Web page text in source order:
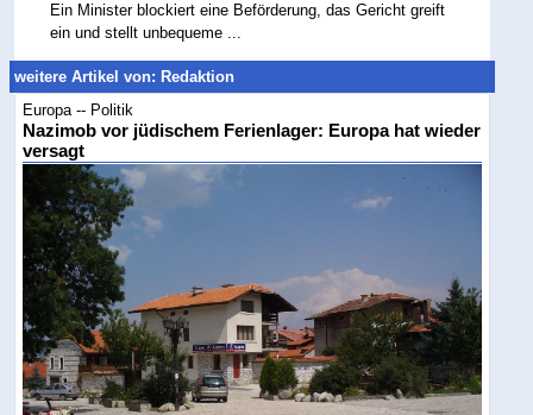
Ein Minister blockiert eine Beförderung, das Gericht greift
ein und stellt unbequeme ...
weitere Artikel von: Redaktion
Europa -- Politik
Nazimob vor jüdischem Ferienlager: Europa hat wieder
versagt